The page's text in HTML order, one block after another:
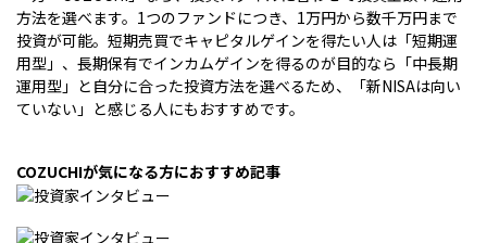
方法を選べます。1つのファンドにつき、1万円から数千万円まで
投資が可能。短期売買でキャピタルゲインを得たい人は「短期運
用型」、長期保有でインカムゲインを得るのが目的なら「中長期
運用型」と自分に合った投資方法を選べるため、「新NISAは向い
ていない」と感じる人にもおすすめです。
COZUCHIが気になる方におすすめ記事